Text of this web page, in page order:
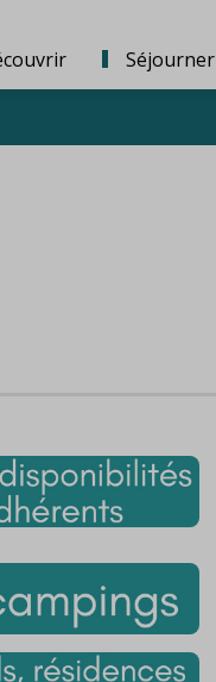
Séjourner